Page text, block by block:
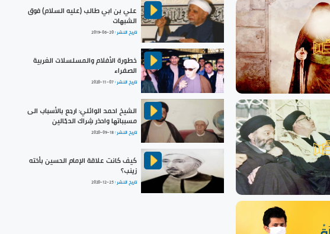
علي بن ابي طالب (عليه السلام) فوق
الشبهات
تاريخ النشر :2019-06-20
خطورة الأفلام والمسلسلات الغربية
الصفراء
تاريخ النشر :2020-11-07
الشيخ احمد الوائلي: ارجع بالأسباب الى
مسبباتها واحذر شِراك الدجّالين
تاريخ النشر :2020-09-18
كيف كانت علاقة الإمام الحسين بأخته
زينب؟
تاريخ النشر :2020-12-25